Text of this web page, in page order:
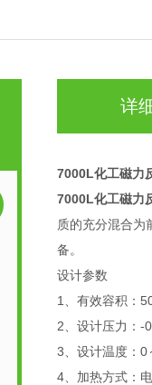
详
7000L化工磁力
7000L化工磁力
质的充分混合为
备。
设计参数
1、有效容积：
2、设计压力：-
3、设计温度：
4、加热方式：